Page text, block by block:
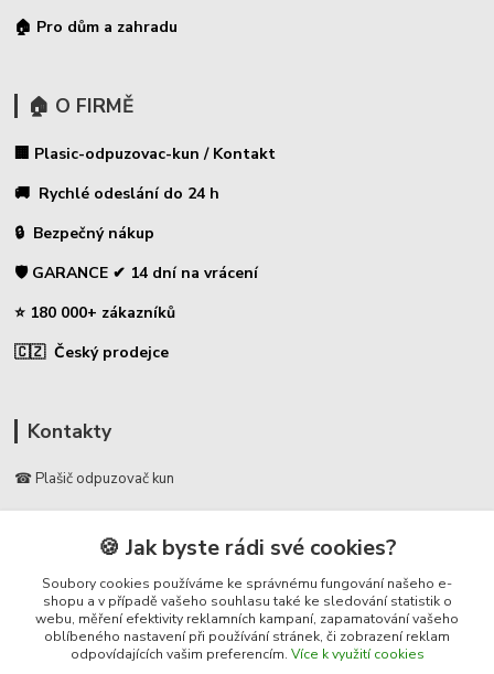
🏠 Pro dům a zahradu
🏠 O FIRMĚ
🏢 Plasic-odpuzovac-kun / Kontakt
🚚 Rychlé odeslání do 24 h
🔒 Bezpečný nákup
🛡️ GARANCE ✔ 14 dní na vrácení
⭐ 180 000+ zákazníků
🇨🇿 Český prodejce
Kontakty
☎ Plašič odpuzovač kun
📞 728 007 997
⏰ Po-Pá | 7:00 - 13:30 |
info@repulse.cz
🍪 Jak byste rádi své cookies?
Soubory cookies používáme ke správnému fungování našeho e-
shopu a v případě vašeho souhlasu také ke sledování statistik o
webu, měření efektivity reklamních kampaní, zapamatování vašeho
oblíbeného nastavení při používání stránek, či zobrazení reklam
odpovídajících vašim preferencím. Více k využití cookies